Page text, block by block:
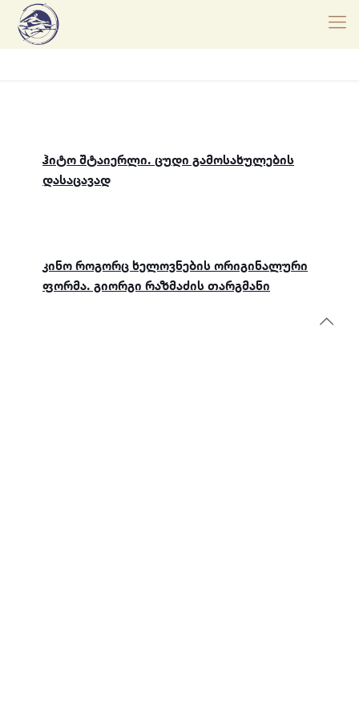
ჰიტო შტაიერლი. ცუდი გამოსახულების
დასაცავად
კინო როგორც ხელოვნების ორიგინალური
ფორმა. გიორგი რაზმაძის თარგმანი